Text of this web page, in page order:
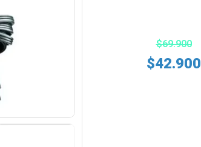
$69.900
$42.900